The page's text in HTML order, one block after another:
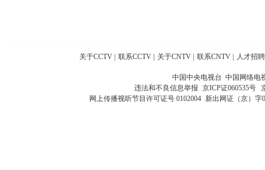
关于CCTV 联系CCTV 关于CNTV 联系CNTV 人才招聘
中国中央电视台 中国网络电
违法和不良信息举报 京ICP证060535号
网上传播视听节目许可证号 0102004 新出网证（京）